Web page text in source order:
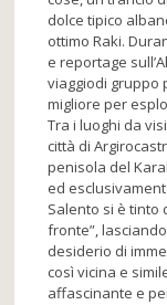
dolce tipico
ottimo Raki.
e reportage
viaggiodi gruppo
migliore per
Tra i luoghi da
città di
penisola del
ed
Salento si è tinto
fronte”,
desiderio di
così vicina e
affascinante e